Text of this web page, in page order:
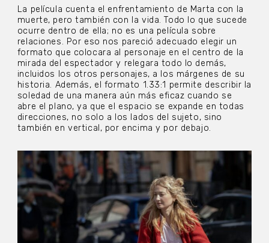
La película cuenta el enfrentamiento de Marta con la
muerte, pero también con la vida. Todo lo que sucede
ocurre dentro de ella; no es una película sobre
relaciones. Por eso nos pareció adecuado elegir un
formato que colocara al personaje en el centro de la
mirada del espectador y relegara todo lo demás,
incluidos los otros personajes, a los márgenes de su
historia. Además, el formato 1.33:1 permite describir la
soledad de una manera aún más eficaz cuando se
abre el plano, ya que el espacio se expande en todas
direcciones, no solo a los lados del sujeto, sino
también en vertical, por encima y por debajo.